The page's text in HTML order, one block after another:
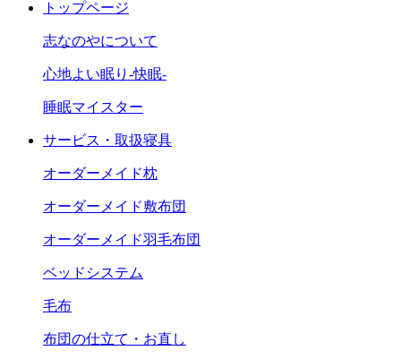
トップページ
志なのやについて
心地よい眠り-快眠-
睡眠マイスター
サービス・取扱寝具
オーダーメイド枕
オーダーメイド敷布団
オーダーメイド羽毛布団
ベッドシステム
毛布
布団の仕立て・お直し